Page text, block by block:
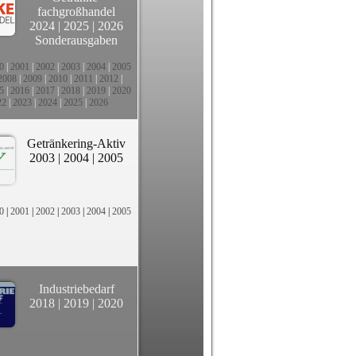
fachgroßhandel
2024 | 2025 | 2026
Sonderausgaben
2001 2002 2003 2004 2005
2009 2010 2011 2012
2016 2017 2018 2019 2020
2023| 2024| 2025| 2026
Getränkering-Aktiv
2003 | 2004 | 2005
| 2001 | 2002 | 2003 | 2004 | 2005
Industriebedarf
2018 | 2019 | 2020